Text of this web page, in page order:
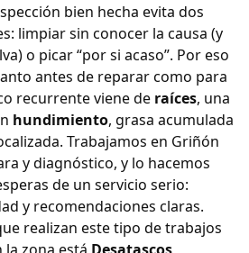
bien hecha evita dos
limpiar sin conocer la causa (y
o picar “por si acaso”. Por eso
antes de reparar como para
recurrente viene de raíces, una
hundimiento, grasa acumulada
Trabajamos en Griñón
y diagnóstico, y lo hacemos
de un servicio serio:
y recomendaciones claras.
realizan este tipo de trabajos